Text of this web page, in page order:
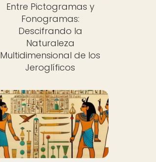
Entre Pictogramas y
Fonogramas:
Descifrando la
Naturaleza
Multidimensional de los
Jeroglíficos